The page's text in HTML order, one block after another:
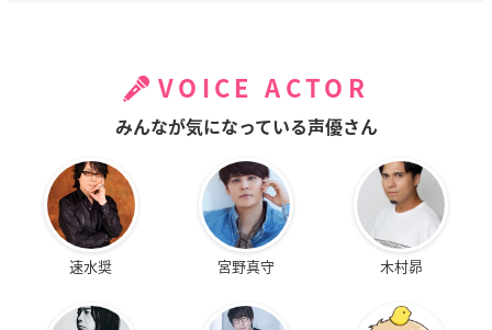
VOICE ACTOR
みんなが気になっている声優さん
速水奨 宮野真守 木村昴